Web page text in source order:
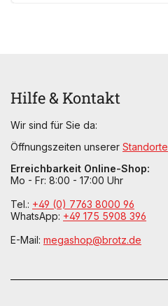
Hilfe & Kontakt
Wir sind für Sie da:
Öffnungszeiten unserer Standorte
Erreichbarkeit Online-Shop:
Mo - Fr: 8:00 - 17:00 Uhr
Tel.: +49 (0) 7763 8000 96
WhatsApp: +49 175 5908 396
E-Mail: megashop@brotz.de